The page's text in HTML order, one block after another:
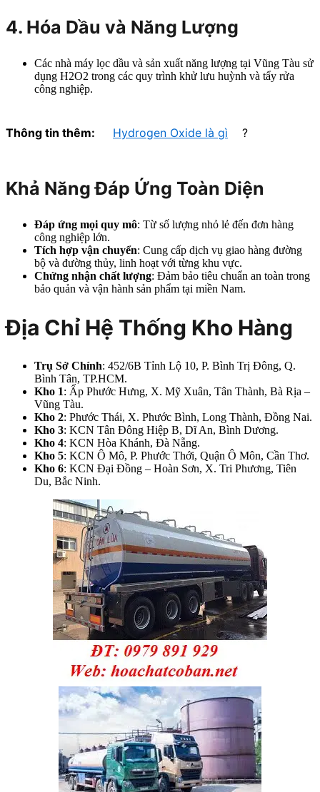
4. Hóa Dầu và Năng Lượng
Các nhà máy lọc dầu và sản xuất năng lượng tại Vũng Tàu sử
dụng H2O2 trong các quy trình khử lưu huỳnh và tẩy rửa
công nghiệp.
Thông tin thêm: Hydrogen Oxide là gì ?
Khả Năng Đáp Ứng Toàn Diện
Đáp ứng mọi quy mô: Từ số lượng nhỏ lẻ đến đơn hàng
công nghiệp lớn.
Tích hợp vận chuyển: Cung cấp dịch vụ giao hàng đường
bộ và đường thủy, linh hoạt với từng khu vực.
Chứng nhận chất lượng: Đảm bảo tiêu chuẩn an toàn trong
bảo quản và vận hành sản phẩm tại miền Nam.
Địa Chỉ Hệ Thống Kho Hàng
Trụ Sở Chính: 452/6B Tỉnh Lộ 10, P. Bình Trị Đông, Q.
Bình Tân, TP.HCM.
Kho 1: Ấp Phước Hưng, X. Mỹ Xuân, Tân Thành, Bà Rịa –
Vũng Tàu.
Kho 2: Phước Thái, X. Phước Bình, Long Thành, Đồng Nai.
Kho 3: KCN Tân Đông Hiệp B, Dĩ An, Bình Dương.
Kho 4: KCN Hòa Khánh, Đà Nẵng.
Kho 5: KCN Ô Mô, P. Phước Thới, Quận Ô Môn, Cần Thơ.
Kho 6: KCN Đại Đồng – Hoàn Sơn, X. Tri Phương, Tiên
Du, Bắc Ninh.